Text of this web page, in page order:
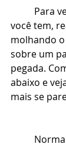
Para
você tem,
molhando
sobre um
pegada.
abaixo e
mais se